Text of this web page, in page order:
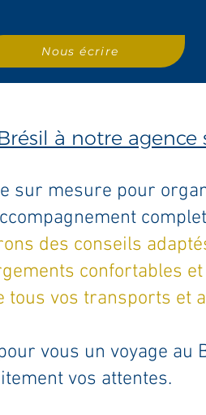
Nous écrire
à notre agence
sur mesure pour
des conseils
confortables
tous vos transports et
vous un voyage au
vos attentes.